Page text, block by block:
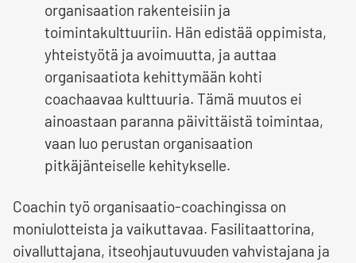
organisaation rakenteisiin ja
toimintakulttuuriin. Hän edistää oppimista,
yhteistyötä ja avoimuutta, ja auttaa
organisaatiota kehittymään kohti
coachaavaa kulttuuria. Tämä muutos ei
ainoastaan paranna päivittäistä toimintaa,
vaan luo perustan organisaation
pitkäjänteiselle kehitykselle.
Coachin työ organisaatio-coachingissa on
moniulotteista ja vaikuttavaa. Fasilitaattorina,
oivalluttajana, itseohjautuvuuden vahvistajana ja